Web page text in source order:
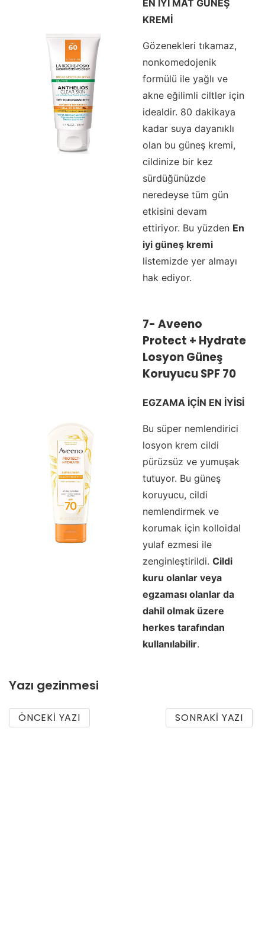
EN İYİ MAT GÜNEŞ
KREMİ
Gözenekleri tıkamaz,
nonkomedojenik
formülü ile yağlı ve
akne eğilimli ciltler için
idealdir. 80 dakikaya
kadar suya dayanıklı
olan bu güneş kremi,
cildinize bir kez
sürdüğünüzde
neredeyse tüm gün
etkisini devam
ettiriyor. Bu yüzden En
iyi güneş kremi
listemizde yer almayı
hak ediyor.
7- Aveeno
Protect + Hydrate
Losyon Güneş
Koruyucu SPF 70
EGZAMA İÇİN EN İYİSİ
Bu süper nemlendirici
losyon krem cildi
pürüzsüz ve yumuşak
tutuyor. Bu güneş
koruyucu, cildi
nemlendirmek ve
korumak için kolloidal
yulaf ezmesi ile
zenginleştirildi. Cildi
kuru olanlar veya
egzaması olanlar da
dahil olmak üzere
herkes tarafından
kullanılabilir.
Yazı gezinmesi
ÖNCEKI YAZI SONRAKI YAZI